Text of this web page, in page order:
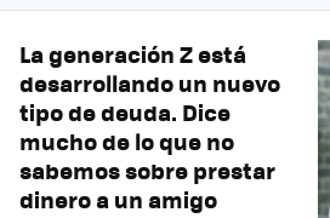
La generación Z está
desarrollando un nuevo
tipo de deuda. Dice
mucho de lo que no
sabemos sobre prestar
dinero a un amigo